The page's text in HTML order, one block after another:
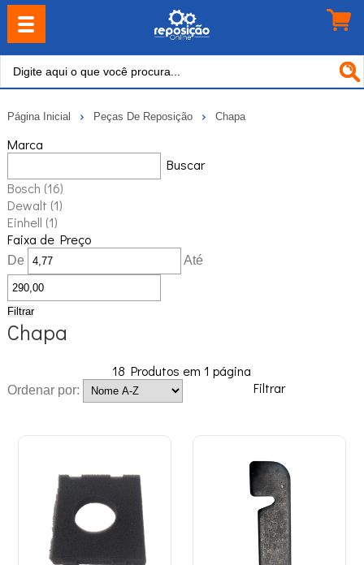
Página Inicial Peças De Reposição Chapa
Marca
Buscar
Bosch (16)
Dewalt (1)
Einhell (1)
Faixa de Preço
De Até
Filtrar
Chapa
18 Produtos em 1 página
Ordenar por: Filtrar